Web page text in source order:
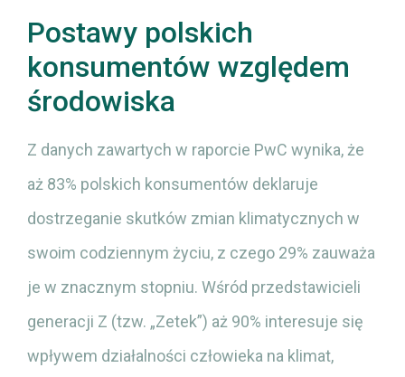
Postawy polskich
konsumentów względem
środowiska
Z danych zawartych w raporcie PwC wynika, że
aż 83% polskich konsumentów deklaruje
dostrzeganie skutków zmian klimatycznych w
swoim codziennym życiu, z czego 29% zauważa
je w znacznym stopniu. Wśród przedstawicieli
generacji Z (tzw. „Zetek”) aż 90% interesuje się
wpływem działalności człowieka na klimat,